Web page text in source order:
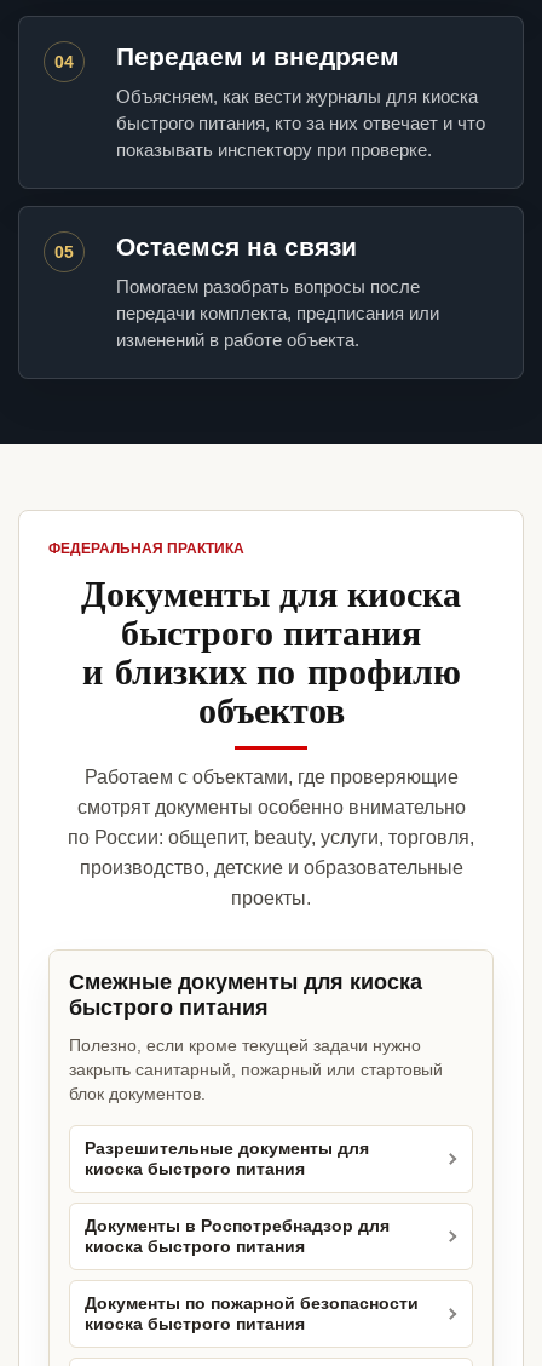
04 Передаем и внедряем
Объясняем, как вести журналы для киоска
быстрого питания, кто за них отвечает и что
показывать инспектору при проверке.
05 Остаемся на связи
Помогаем разобрать вопросы после
передачи комплекта, предписания или
изменений в работе объекта.
ФЕДЕРАЛЬНАЯ ПРАКТИКА
Документы для киоска
быстрого питания
и близких по профилю
объектов
Работаем с объектами, где проверяющие
смотрят документы особенно внимательно
по России: общепит, beauty, услуги, торговля,
производство, детские и образовательные
проекты.
Смежные документы для киоска
быстрого питания
Полезно, если кроме текущей задачи нужно
закрыть санитарный, пожарный или стартовый
блок документов.
Разрешительные документы для
киоска быстрого питания
Документы в Роспотребнадзор для
киоска быстрого питания
Документы по пожарной безопасности
киоска быстрого питания